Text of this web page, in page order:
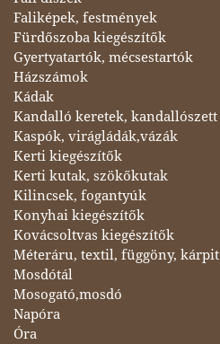
Faliképek, festmények
Fürdőszoba kiegészítők
Gyertyatartók, mécsestartók
Házszámok
Kádak
Kandalló keretek, kandallószett
Kaspók, virágládák,vázák
Kerti kiegészítők
Kerti kutak, szökőkutak
Kilincsek, fogantyúk
Konyhai kiegészítők
Kovácsoltvas kiegészítők
Méteráru, textil, függöny, kárpit
Mosdótál
Mosogató,mosdó
Napóra
Óra